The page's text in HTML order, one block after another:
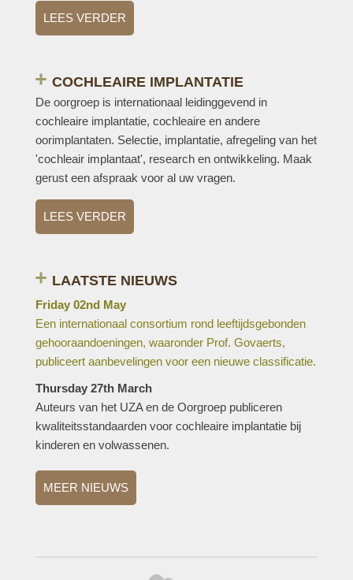
LEES VERDER
COCHLEAIRE IMPLANTATIE
De oorgroep is internationaal leidinggevend in
cochleaire implantatie, cochleaire en andere
oorimplantaten. Selectie, implantatie, afregeling van het
'cochleair implantaat', research en ontwikkeling. Maak
gerust een afspraak voor al uw vragen.
LEES VERDER
LAATSTE NIEUWS
Friday 02nd May
Een internationaal consortium rond leeftijdsgebonden
gehooraandoeningen, waaronder Prof. Govaerts,
publiceert aanbevelingen voor een nieuwe classificatie.
Thursday 27th March
Auteurs van het UZA en de Oorgroep publiceren
kwaliteitsstandaarden voor cochleaire implantatie bij
kinderen en volwassenen.
MEER NIEUWS